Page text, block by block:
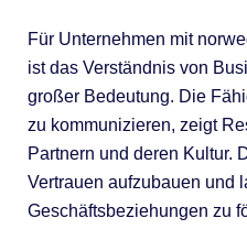
Für Unternehmen mit
ist das Verständnis von
großer Bedeutung. Die
zu kommunizieren, zeigt
Partnern und deren Kultur.
Vertrauen aufzubauen und
Geschäftsbeziehungen zu